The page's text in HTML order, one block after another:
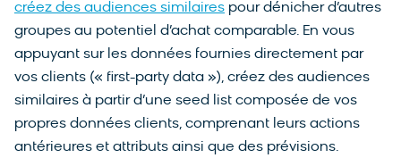
créez des audiences similaires pour dénicher d’autres
groupes au potentiel d’achat comparable. En vous
appuyant sur les données fournies directement par
vos clients (« first-party data »), créez des audiences
similaires à partir d’une seed list composée de vos
propres données clients, comprenant leurs actions
antérieures et attributs ainsi que des prévisions.